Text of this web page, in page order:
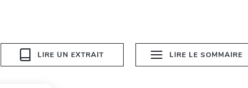
LIRE UN EXTRAIT LIRE LE SOMMAIRE